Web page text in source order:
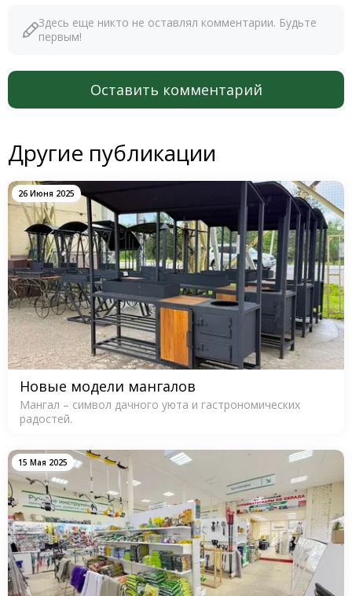
Здесь еще никто не оставлял комментарии. Будьте
первым!
Оставить комментарий
Другие публикации
26 Июня 2025
Новые модели мангалов
Мангал – символ дачного уюта и гастрономических
радостей.
15 Мая 2025